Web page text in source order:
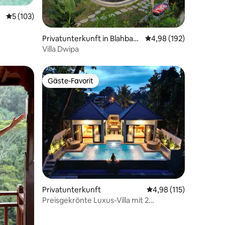
Durchschnittliche Bewertung: 5 von 5, 103 Bewertungen
5 (103)
Privatunterkunft in Blahbatu
h
Durchschnittliche
4,98 (192)
Villa Dwipa
Bewertungen
Gäste-Favorit
Gäste-Favorit
Privatunterkunft Durchschnittliche
4,98 (115)
Preisgekrönte Luxus-Villa mit 2